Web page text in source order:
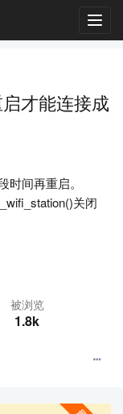
才能连接成
间再重启。
关闭
被浏览
1.8k